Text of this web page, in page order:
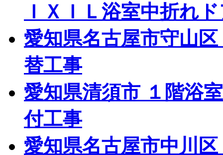
ＩＸＩＬ浴室中折れ
愛知県名古屋市守山
替工事
愛知県清須市 １階浴
付工事
愛知県名古屋市中川